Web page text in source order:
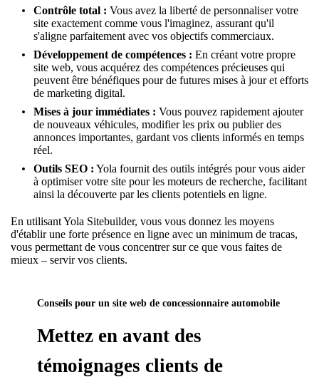
Contrôle total : Vous avez la liberté de personnaliser votre
site exactement comme vous l'imaginez, assurant qu'il
s'aligne parfaitement avec vos objectifs commerciaux.
Développement de compétences : En créant votre propre
site web, vous acquérez des compétences précieuses qui
peuvent être bénéfiques pour de futures mises à jour et efforts
de marketing digital.
Mises à jour immédiates : Vous pouvez rapidement ajouter
de nouveaux véhicules, modifier les prix ou publier des
annonces importantes, gardant vos clients informés en temps
réel.
Outils SEO : Yola fournit des outils intégrés pour vous aider
à optimiser votre site pour les moteurs de recherche, facilitant
ainsi la découverte par les clients potentiels en ligne.
En utilisant Yola Sitebuilder, vous vous donnez les moyens
d'établir une forte présence en ligne avec un minimum de tracas,
vous permettant de vous concentrer sur ce que vous faites de
mieux – servir vos clients.
Conseils pour un site web de concessionnaire automobile
Mettez en avant des
témoignages clients de